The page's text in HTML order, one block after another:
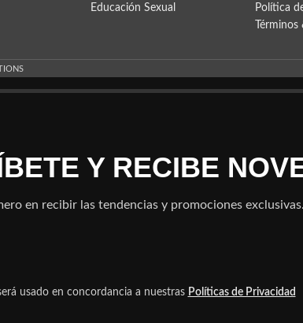
Educación Sexual
Política
Y RECIBE
en recibir las tendencias y promociones exclusivas.
usado en concordancia a nuestras Políticas de Privacidad